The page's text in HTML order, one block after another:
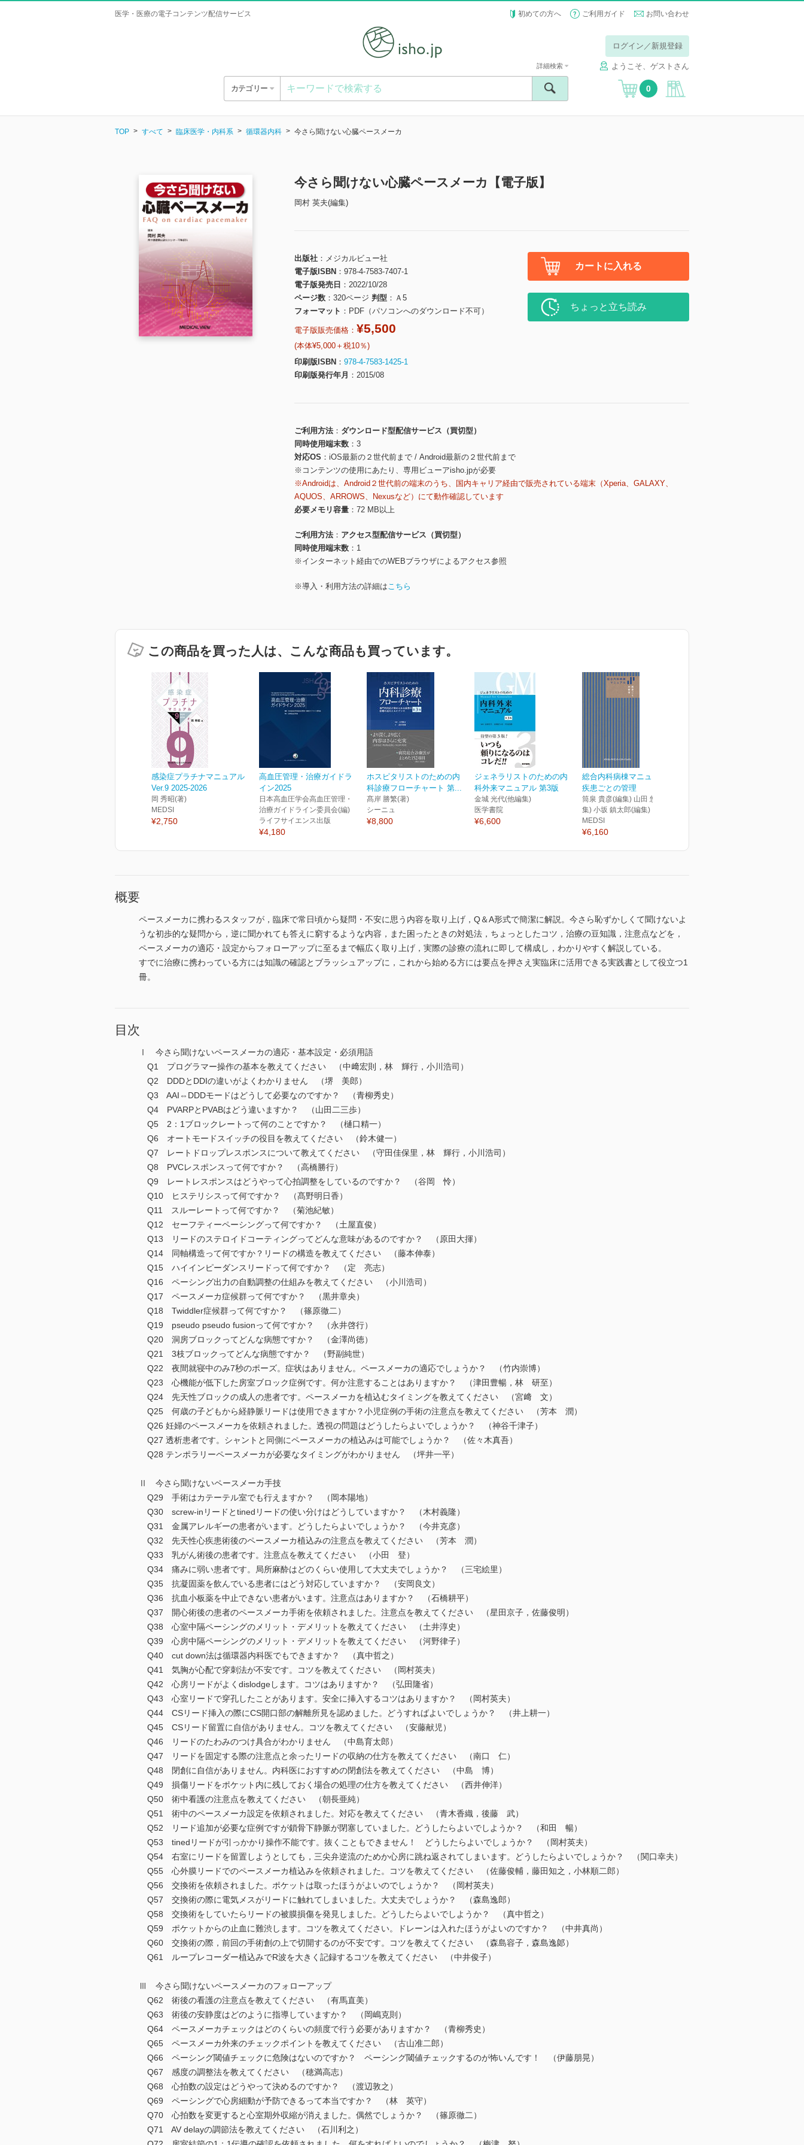
医学・医療の電子コンテンツ配信サービス 初めての方へ ご利用ガイド お問い合わせ
ログイン／新規登録
ようこそ、ゲストさん
カテゴリー
詳細検索
0
TOP すべて 臨床医学・内科系 循環器内科 今さら聞けない心臓ペースメーカ
今さら聞けない心臓ペースメーカ【電子版】
岡村 英夫(編集)
出版社
メジカルビュー社
電子版ISBN
978-4-7583-7407-1
電子版発売日
2022/10/28
ページ数
320ページ 判型
Ａ5
フォーマット
PDF（パソコンへのダウンロード不可）
電子版販売価格： ¥5,500
(本体¥5,000＋税10％)
印刷版ISBN
978-4-7583-1425-1
印刷版発行年月
2015/08
カートに入れる
ちょっと立ち読み
ご利用方法
ダウンロード型配信サービス（買切型）
同時使用端末数
3
対応OS
iOS最新の２世代前まで / Android最新の２世代前まで
※コンテンツの使用にあたり、専用ビューアisho.jpが必要
※Androidは、Android２世代前の端末のうち、国内キャリア経由で販売されている端末（Xperia、GALAXY、
AQUOS、ARROWS、Nexusなど）にて動作確認しています
必要メモリ容量
72 MB以上
ご利用方法
アクセス型配信サービス（買切型）
同時使用端末数
1
※インターネット経由でのWEBブラウザによるアクセス参照
※導入・利用方法の詳細はこちら
この商品を買った人は、こんな商品も買っています。
感染症プラチナマニュアル
Ver.9 2025-2026
岡 秀昭(著)
MEDSI
¥2,750
高血圧管理・治療ガイドラ
イン2025
日本高血圧学会高血圧管理・
治療ガイドライン委員会(編)
ライフサイエンス出版
¥4,180
ホスピタリストのための内
科診療フローチャート 第...
髙岸 勝繁(著)
シーニュ
¥8,800
ジェネラリストのための内
科外来マニュアル 第3版
金城 光代(他編集)
医学書院
¥6,600
総合内科病棟マニュアル
疾患ごとの管理
筒泉 貴彦(編集) 山田 悠史(編
集) 小坂 鎮太郎(編集)
MEDSI
¥6,160
概要
ペースメーカに携わるスタッフが，臨床で常日頃から疑問・不安に思う内容を取り上げ，Q＆A形式で簡潔に解説。今さら恥ずかしくて聞けないよ
うな初歩的な疑問から，逆に聞かれても答えに窮するような内容，また困ったときの対処法，ちょっとしたコツ，治療の豆知識，注意点などを，
ペースメーカの適応・設定からフォローアップに至るまで幅広く取り上げ，実際の診療の流れに即して構成し，わかりやすく解説している。
すでに治療に携わっている方には知識の確認とブラッシュアップに，これから始める方には要点を押さえ実臨床に活用できる実践書として役立つ1
冊。
目次
Ⅰ 今さら聞けないペースメーカの適応・基本設定・必須用語
Q1 プログラマー操作の基本を教えてください （中﨑宏則，林 輝行，小川浩司）
Q2 DDDとDDIの違いがよくわかりません （堺 美郎）
Q3 AAI⇔DDDモードはどうして必要なのですか？ （青柳秀史）
Q4 PVARPとPVABはどう違いますか？ （山田二三歩）
Q5 2：1ブロックレートって何のことですか？ （樋口精一）
Q6 オートモードスイッチの役目を教えてください （鈴木健一）
Q7 レートドロップレスポンスについて教えてください （守田佳保里，林 輝行，小川浩司）
Q8 PVCレスポンスって何ですか？ （高橋勝行）
Q9 レートレスポンスはどうやって心拍調整をしているのですか？ （谷岡 怜）
Q10 ヒステリシスって何ですか？ （髙野明日香）
Q11 スルーレートって何ですか？ （菊池紀敏）
Q12 セーフティーペーシングって何ですか？ （土屋直俊）
Q13 リードのステロイドコーティングってどんな意味があるのですか？ （原田大揮）
Q14 同軸構造って何ですか？リードの構造を教えてください （藤本伸泰）
Q15 ハイインピーダンスリードって何ですか？ （定 亮志）
Q16 ペーシング出力の自動調整の仕組みを教えてください （小川浩司）
Q17 ペースメーカ症候群って何ですか？ （黒井章央）
Q18 Twiddler症候群って何ですか？ （篠原徹二）
Q19 pseudo pseudo fusionって何ですか？ （永井啓行）
Q20 洞房ブロックってどんな病態ですか？ （金澤尚徳）
Q21 3枝ブロックってどんな病態ですか？ （野副純世）
Q22 夜間就寝中のみ7秒のポーズ。症状はありません。ペースメーカの適応でしょうか？ （竹内崇博）
Q23 心機能が低下した房室ブロック症例です。何か注意することはありますか？ （津田豊暢，林 研至）
Q24 先天性ブロックの成人の患者です。ペースメーカを植込むタイミングを教えてください （宮﨑 文）
Q25 何歳の子どもから経静脈リードは使用できますか？小児症例の手術の注意点を教えてください （芳本 潤）
Q26 妊婦のペースメーカを依頼されました。透視の問題はどうしたらよいでしょうか？ （神谷千津子）
Q27 透析患者です。シャントと同側にペースメーカの植込みは可能でしょうか？ （佐々木真吾）
Q28 テンポラリーペースメーカが必要なタイミングがわかりません （坪井一平）
Ⅱ 今さら聞けないペースメーカ手技
Q29 手術はカテーテル室でも行えますか？ （岡本陽地）
Q30 screw-inリードとtinedリードの使い分けはどうしていますか？ （木村義隆）
Q31 金属アレルギーの患者がいます。どうしたらよいでしょうか？ （今井克彦）
Q32 先天性心疾患術後のペースメーカ植込みの注意点を教えてください （芳本 潤）
Q33 乳がん術後の患者です。注意点を教えてください （小田 登）
Q34 痛みに弱い患者です。局所麻酔はどのくらい使用して大丈夫でしょうか？ （三宅絵里）
Q35 抗凝固薬を飲んでいる患者にはどう対応していますか？ （安岡良文）
Q36 抗血小板薬を中止できない患者がいます。注意点はありますか？ （石橋耕平）
Q37 開心術後の患者のペースメーカ手術を依頼されました。注意点を教えてください （星田京子，佐藤俊明）
Q38 心室中隔ペーシングのメリット・デメリットを教えてください （土井淳史）
Q39 心房中隔ペーシングのメリット・デメリットを教えてください （河野律子）
Q40 cut down法は循環器内科医でもできますか？ （真中哲之）
Q41 気胸が心配で穿刺法が不安です。コツを教えてください （岡村英夫）
Q42 心房リードがよくdislodgeします。コツはありますか？ （弘田隆省）
Q43 心室リードで穿孔したことがあります。安全に挿入するコツはありますか？ （岡村英夫）
Q44 CSリード挿入の際にCS開口部の解離所見を認めました。どうすればよいでしょうか？ （井上耕一）
Q45 CSリード留置に自信がありません。コツを教えてください （安藤献児）
Q46 リードのたわみのつけ具合がわかりません （中島育太郎）
Q47 リードを固定する際の注意点と余ったリードの収納の仕方を教えてください （南口 仁）
Q48 閉創に自信がありません。内科医におすすめの閉創法を教えてください （中島 博）
Q49 損傷リードをポケット内に残しておく場合の処理の仕方を教えてください （西井伸洋）
Q50 術中看護の注意点を教えてください （朝長亜純）
Q51 術中のペースメーカ設定を依頼されました。対応を教えてください （青木香織，後藤 武）
Q52 リード追加が必要な症例ですが鎖骨下静脈が閉塞していました。どうしたらよいでしようか？ （和田 暢）
Q53 tinedリードが引っかかり操作不能です。抜くこともできません！ どうしたらよいでしょうか？ （岡村英夫）
Q54 右室にリードを留置しようとしても，三尖弁逆流のためか心房に跳ね返されてしまいます。どうしたらよいでしょうか？ （関口幸夫）
Q55 心外膜リードでのペースメーカ植込みを依頼されました。コツを教えてください （佐藤俊輔，藤田知之，小林順二郎）
Q56 交換術を依頼されました。ポケットは取ったほうがよいのでしょうか？ （岡村英夫）
Q57 交換術の際に電気メスがリードに触れてしまいました。大丈夫でしょうか？ （森島逸郎）
Q58 交換術をしていたらリードの被膜損傷を発見しました。どうしたらよいでしようか？ （真中哲之）
Q59 ポケットからの止血に難渋します。コツを教えてください。ドレーンは入れたほうがよいのですか？ （中井真尚）
Q60 交換術の際，前回の手術創の上で切開するのが不安です。コツを教えてください （森島容子，森島逸郞）
Q61 ループレコーダー植込みでR波を大きく記録するコツを教えてください （中井俊子）
Ⅲ 今さら聞けないペースメーカのフォローアップ
Q62 術後の看護の注意点を教えてください （有馬直美）
Q63 術後の安静度はどのように指導していますか？ （岡嶋克則）
Q64 ペースメーカチェックはどのくらいの頻度で行う必要がありますか？ （青柳秀史）
Q65 ペースメーカ外来のチェックポイントを教えてください （古山准二郎）
Q66 ペーシング閾値チェックに危険はないのですか？ ペーシング閾値チェックするのが怖いんです！ （伊藤朋晃）
Q67 感度の調整法を教えてください （穂満高志）
Q68 心拍数の設定はどうやって決めるのですか？ （渡辺敦之）
Q69 ペーシングで心房細動が予防できるって本当ですか？ （林 英守）
Q70 心拍数を変更すると心室期外収縮が消えました。偶然でしょうか？ （篠原徹二）
Q71 AV delayの調節法を教えてください （石川利之）